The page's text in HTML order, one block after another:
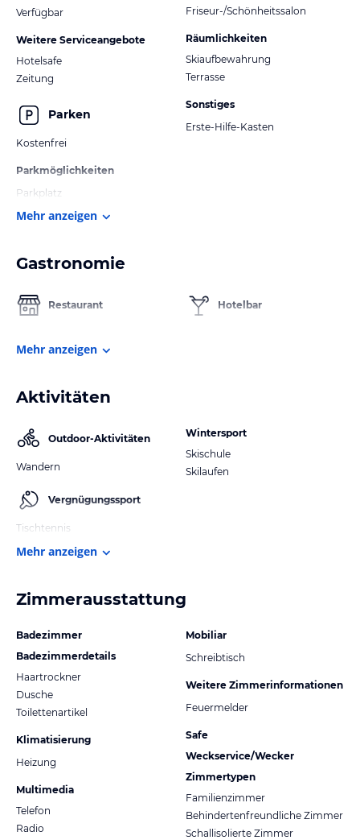
Verfügbar
Weitere Serviceangebote
Hotelsafe
Zeitung
Parken
Kostenfrei
Parkmöglichkeiten
Parkplatz
Friseur-/Schönheitssalon
Räumlichkeiten
Skiaufbewahrung
Terrasse
Sonstiges
Erste-Hilfe-Kasten
Mehr anzeigen
Gastronomie
Restaurant Hotelbar
Mehr anzeigen
Aktivitäten
Outdoor-Aktivitäten
Wandern
Vergnügungssport
Tischtennis
Wintersport
Skischule
Skilaufen
Mehr anzeigen
Zimmerausstattung
Badezimmer
Badezimmerdetails
Haartrockner
Dusche
Toilettenartikel
Klimatisierung
Heizung
Multimedia
Telefon
Radio
Mobiliar
Schreibtisch
Weitere Zimmerinformationen
Feuermelder
Safe
Weckservice/Wecker
Zimmertypen
Familienzimmer
Behindertenfreundliche Zimmer
Schallisolierte Zimmer